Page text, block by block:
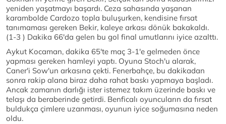
yeniden yaşatmayı başardı. Ceza sahasında yaşanan
karambolde Cardozo topla buluşurken, kendisine fırsat
tanımaması gereken Bekir, kaleye arkası dönük bakakaldı.
(1-3 ) Dakika 66'da gelen bu gol final umutlarını iyice azalttı.
Aykut Kocaman, dakika 65'te maç 3-1'e gelmeden önce
yapması gereken hamleyi yaptı. Oyuna Stoch'u alarak,
Caner'i Sow'un arkasına çekti. Fenerbahçe, bu dakikadan
sonra rakip alana biraz daha rahat baskı yapmaya başladı.
Ancak zamanın darlığı ister istemez takım üzerinde baskı ve
telaşı da beraberinde getirdi. Benficalı oyuncuların da fırsat
buldukça çimlere uzanması, oyunun iyice soğumasına neden
oldu.